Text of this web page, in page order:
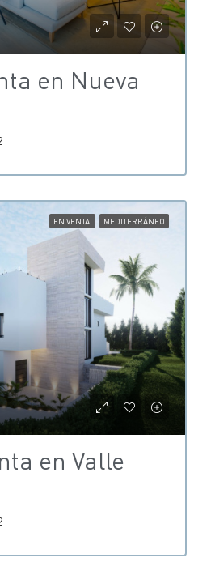
en Nueva
EN VENTA MEDITERRÁNEO
en Valle